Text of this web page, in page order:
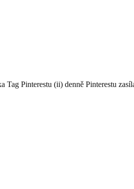
Tag Pinterestu (ii) denně Pinterestu